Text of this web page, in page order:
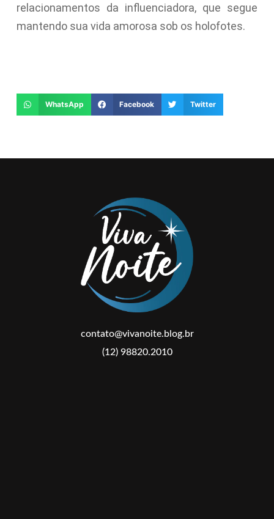
relacionamentos da influenciadora, que segue
mantendo sua vida amorosa sob os holofotes.
WhatsApp Facebook Twitter
contato@vivanoite.blog.br
(12) 98820.2010